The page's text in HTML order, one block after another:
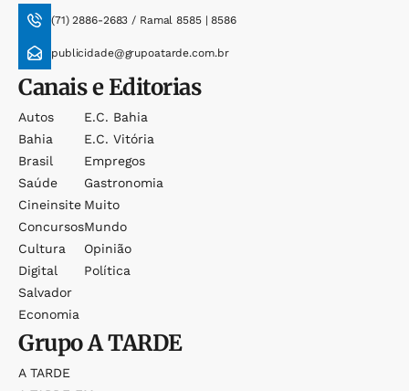
(71) 2886-2683 / Ramal 8585 | 8586
publicidade@grupoatarde.com.br
Canais e Editorias
Autos
Bahia
Brasil
Saúde
Cineinsite
Concursos
Cultura
Digital
Salvador
Economia
E.c. Bahia
E.c. Vitória
Empregos
Gastronomia
Muito
Mundo
Opinião
Política
GrupoA TARDE
A TARDE